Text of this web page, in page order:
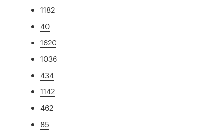
1182
40
1620
1036
434
1142
462
85